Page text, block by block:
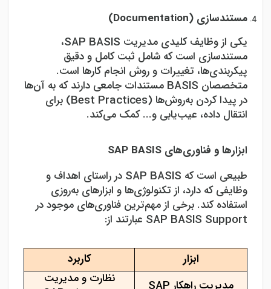
مستندسازی (Documentation
)
یکی از وظایف کلیدی مدیریت SAP BASIS،
مستندسازی است که شامل ثبت کامل و دقیق
پیکربندی‌ها، تغییرات و روش انجام کارها است.
متخصصان BASIS مستندات جامعی دارند که به آن‌ها
در پیدا کردن به‌روش‌ها (Best Practices) برای
انتقال داده، عیب‌یابی و... کمک می‌کند.
ابزارها و فناوری‌های SAP BASIS
طبیعی است که SAP BASIS در راستای اهداف و
وظایفی که دارد، از تکنولوژی‌ها و ابزارهای به‌روزی
استفاده کند. برخی از مهم‌ترین فناوری‌های موجود در
SAP BASIS Support عبارتند از:
ابزار
کاربرد
مدیریت راهکار SAP
نظارت و مدیریت